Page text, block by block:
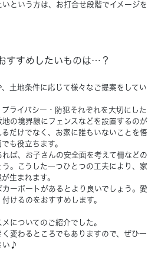
という方は、お打合せ段階でイメージを
すすめしたいものは…？
土地条件に応じて様々なご提案をしてい
ライバシー・防犯それぞれを大切にした
の境界線にフェンスなどを設置するのが
だけでなく、お家に誰もいないことを悟
も役立ちます。
ば、お子さんの安全面を考えて柵などの
。こうした一つひとつの工夫により、家
生まれます。
ーポートがあるとより良いでしょう。愛
けるのをおすすめします。
についてのご紹介でした。
変わるところでもありますので、ぜひ一
い♪